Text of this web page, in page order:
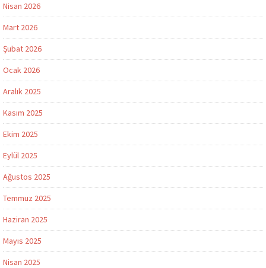
Nisan 2026
Mart 2026
Şubat 2026
Ocak 2026
Aralık 2025
Kasım 2025
Ekim 2025
Eylül 2025
Ağustos 2025
Temmuz 2025
Haziran 2025
Mayıs 2025
Nisan 2025